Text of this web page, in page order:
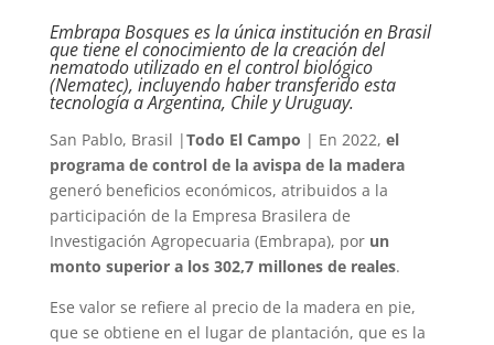
Embrapa Bosques es la única institución en Brasil
que tiene el conocimiento de la creación del
nematodo utilizado en el control biológico
(Nematec), incluyendo haber transferido esta
tecnología a Argentina, Chile y Uruguay.
San Pablo, Brasil |Todo El Campo | En 2022, el
programa de control de la avispa de la madera
generó beneficios económicos, atribuidos a la
participación de la Empresa Brasilera de
Investigación Agropecuaria (Embrapa), por un
monto superior a los 302,7 millones de reales.
Ese valor se refiere al precio de la madera en pie,
que se obtiene en el lugar de plantación, que es la